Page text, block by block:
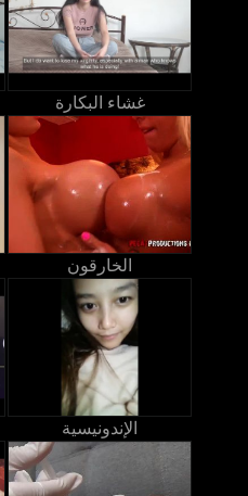
غشاء البكارة
الخارقون
الإندونيسية